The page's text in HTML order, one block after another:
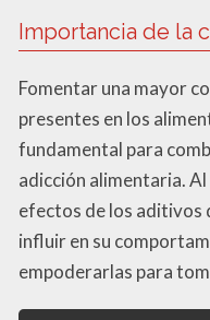
Importancia de la
Fomentar una mayor
presentes en los
fundamental para
adicción alimentaria.
efectos de los aditivos
influir en su
empoderarlas para